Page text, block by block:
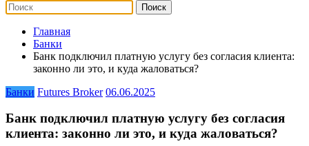
Главная
Банки
Банк подключил платную услугу без согласия клиента:
законно ли это, и куда жаловаться?
Банки Futures Broker 06.06.2025
Банк подключил платную услугу без согласия
клиента: законно ли это, и куда жаловаться?